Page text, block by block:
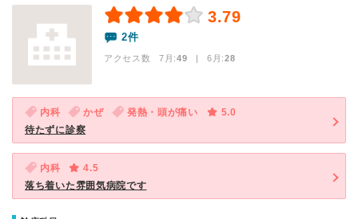
3.79
2件
アクセス数 7月:49 | 6月:28
内科 かぜ 発熱・頭が痛い
5.0
待たずに診察
内科
4.5
落ち着いた雰囲気病院です